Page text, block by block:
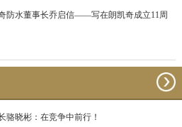
防水董事长乔启信——写在朗凯奇成立11周
骆晓彬：在竞争中前行！